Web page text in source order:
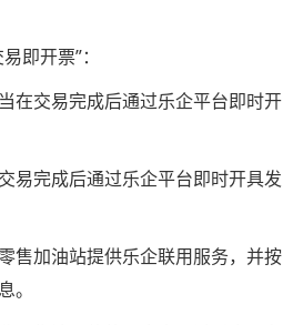
即开票”：
交易完成后通过乐企平台即时开
完成后通过乐企平台即时开具发
加油站提供乐企联用服务，并按
。